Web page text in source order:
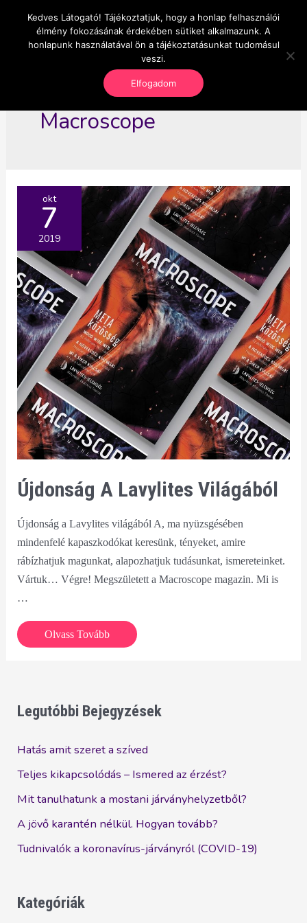
content
OnlineSeedsMan
Üzlet és szabadság
Main
Macroscope
okt
7
2019
Újdonság A Lavylites Világából
Újdonság a Lavylites világából A, ma nyüzsgésében
mindenfelé kapaszkodókat keresünk, tényeket, amire
rábízhatjuk magunkat, alapozhatjuk tudásunkat, ismereteinket.
Vártuk… Végre! Megszületett a Macroscope magazin. Mi is
…
Újdonság
a
Olvass Tovább
Legutóbbi Bejegyzések
Hatás amit szeret a szíved
Teljes kikapcsolódás – Ismered az érzést?
Mit tanulhatunk a mostani járványhelyzetből?
A jövő karantén nélkül. Hogyan tovább?
Tudnivalók a koronavírus-járványról (COVID-19)
Kategóriák
Kedves Látogató! Tájékoztatjuk, hogy a honlap felhasználói
élmény fokozásának érdekében sütiket alkalmazunk. A
honlapunk használatával ön a tájékoztatásunkat tudomásul
veszi.
Elfogadom